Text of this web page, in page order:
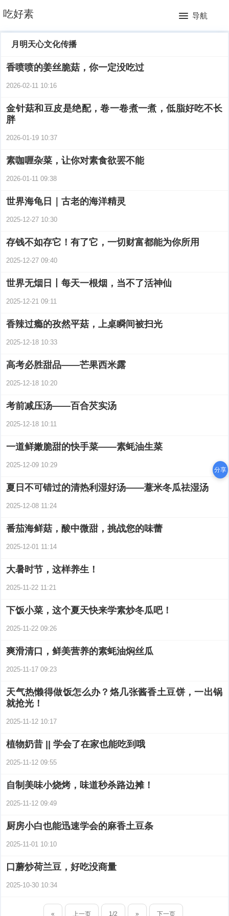
吃好素 导航
网
站
月
行
月明天心文化传播
香喷喷的姜丝脆菇，你一定没吃过
2026-02-11 10:16
金针菇和豆皮是绝配，卷一卷煮一煮，低脂好吃不长
胖
2026-01-19 10:37
素咖喱杂菜，让你对素食欲罢不能
2026-01-11 09:38
世界海龟日｜古老的海洋精灵
2025-12-27 10:30
存钱不如存它！有了它，一切财富都能为你所用
2025-12-27 09:40
世界无烟日丨每天一根烟，当不了活神仙
2025-12-21 09:11
香辣过瘾的孜然平菇，上桌瞬间被扫光
2025-12-18 10:33
高考必胜甜品——芒果西米露
2025-12-18 10:20
考前减压汤——百合芡实汤
2025-12-18 10:11
一道鲜嫩脆甜的快手菜——素蚝油生菜
2025-12-09 10:29
夏日不可错过的清热利湿好汤——薏米冬瓜祛湿汤
2025-12-08 11:24
番茄海鲜菇，酸中微甜，挑战您的味蕾
2025-12-01 11:14
大暑时节，这样养生！
2025-11-22 11:21
下饭小菜，这个夏天快来学素炒冬瓜吧！
2025-11-22 09:26
爽滑清口，鲜美营养的素蚝油焖丝瓜
2025-11-17 09:23
天气热懒得做饭怎么办？烙几张酱香土豆饼，一出锅
就抢光！
2025-11-12 10:17
植物奶昔 || 学会了在家也能吃到哦
2025-11-12 09:55
自制美味小烧烤，味道秒杀路边摊！
2025-11-12 09:49
厨房小白也能迅速学会的麻香土豆条
2025-11-01 10:10
口蘑炒荷兰豆，好吃没商量
2025-10-30 10:34
« 上一页 1/2 » 下一页
分享